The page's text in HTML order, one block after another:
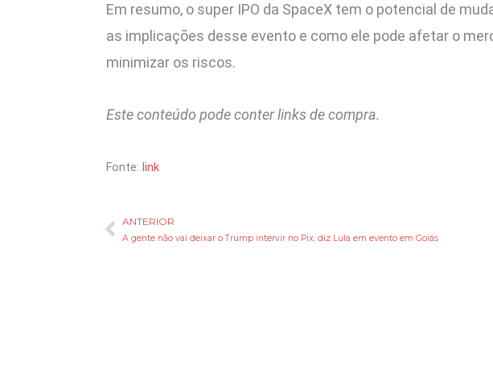
Em resumo, o super IPO da SpaceX tem o potencial de
as implicações desse evento e como ele pode afetar o
minimizar os riscos.
Este conteúdo pode conter links de compra.
Fonte: link
Anterior
ANTERIOR
A gente não vai deixar o Trump intervir no Pix, diz Lula em evento em Goiás